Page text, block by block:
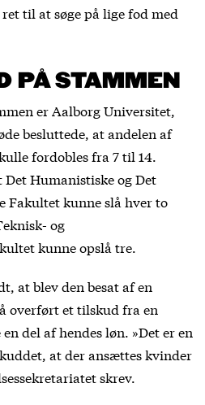
til at søge på lige fod med
PÅ STAMMEN
er Aalborg Universitet,
besluttede, at andelen af
fordobles fra 7 til 14.
Humanistiske og Det
Fakultet kunne slå hver to
og
kunne opslå tre.
at blev den besat af en
overført et tilskud fra en
del af hendes løn. »Det er en
at der ansættes kvinder
skrev.